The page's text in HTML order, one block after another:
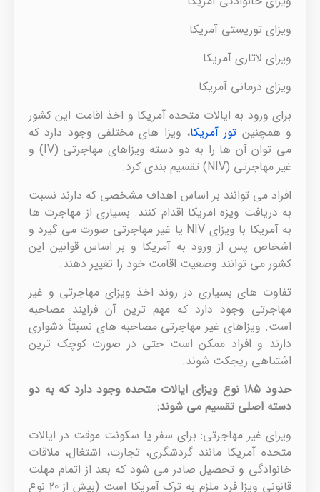
ویزای توریستی آمریکا
ویزای لاتاری آمریکا
ویزای درمانی آمریکا
برای ورود به ایالات متحده آمریکا و اخذ اقامت این کشور
و همچنین تور آمریکا، ویزا های مختلفی وجود دارد که
می توان آن ها را به دو دسته ویزاهای مهاجرتی (IV) و
غیر مهاجرتی (NIV) تقسیم بندی کرد.
افراد می توانند بر اساس اهداف مشخصی که دارند نسبت
به دریافت ویزه امریکا اقدام کنند. بسیاری از مهاجرت ها
به آمریکا با ویزای NIV یا غیر مهاجرتی صورت می گیرد و
اشخاص پس از ورود به آمریکا و بر اساس قوانین این
کشور می توانند وضعیت اقامت خود را تغییر دهند.
تفاوت های بسیاری در روند اخذ ویزای مهاجرتی و غیر
مهاجرتی وجود دارد که مهم ترین آن فرایند مصاحبه
است. ویزاهای غیر مهاجرتی مصاحبه های نسبتاً دشواری
دارند و افراد ممکن است حتی در صورت کوچک ترین
اشتباهی ریجکت شوند.
حدود 185 نوع ویزای ایالات متحده وجود دارد که به دو
دسته اصلی تقسیم می شوند:
ویزای غیر مهاجرتی: برای سفر یا سکونت موقت در ایالات
متحده آمریکا مانند گردشگری، تجارت، اشتغال، ملاقات
خانوادگی و تحصیل صادر می شود که بعد از اتمام مهلت
قانونی ویزا فرد ملزم به ترک آمریکا است (بیش از 20 نوع